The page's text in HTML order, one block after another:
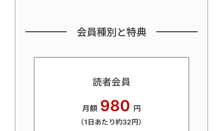
会員種別と特典
読者会員
月額 980 円
（1日あたり約32円）